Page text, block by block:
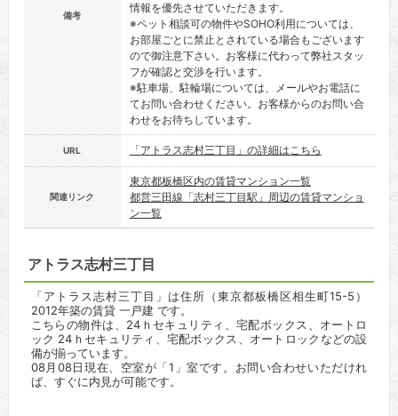
備考
情報を優先させていただきます。
※ペット相談可の物件やSOHO利用については、
お部屋ごとに禁止とされている場合もございます
ので御注意下さい。お客様に代わって弊社スタッ
フが確認と交渉を行います。
※駐車場、駐輪場については、メールやお電話に
てお問い合わせください。お客様からのお問い合
わせをお待ちしています。
URL 「アトラス志村三丁目」の詳細はこちら
関連リンク
東京都板橋区内の賃貸マンション一覧
都営三田線「志村三丁目駅」周辺の賃貸マンショ
ン一覧
アトラス志村三丁目
「アトラス志村三丁目」は住所（東京都板橋区相生町15-5）
2012年築の賃貸 一戸建 です。
こちらの物件は、24ｈセキュリティ、宅配ボックス、オートロ
ック 24ｈセキュリティ、宅配ボックス、オートロックなどの設
備が揃っています。
08月08日現在、空室が「1」室です。お問い合わせいただけれ
ば、すぐに内見が可能です。